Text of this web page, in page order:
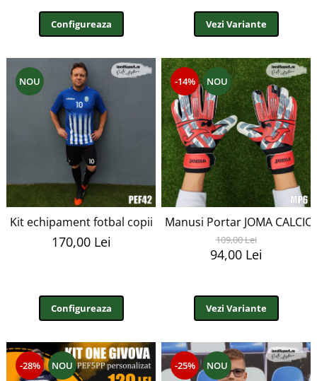
Configureaza Vezi Variante
NOU
Kit echipament fotbal copii si adulti personalizat- PEF42
170,00 Lei
Configureaza
-14% NOU
Manusi Portar JOMA CALCIO
109,00 Lei
94,00 Lei
Vezi Variante
-28% NOU -25% NOU